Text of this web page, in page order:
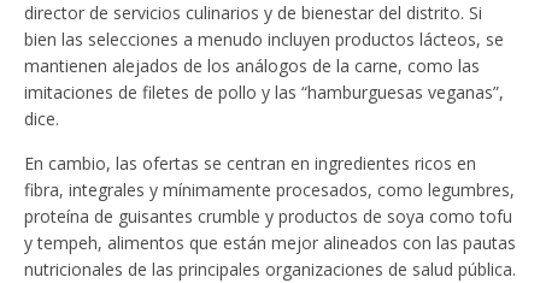
director de servicios culinarios y de bienestar del distrito. Si
bien las selecciones a menudo incluyen productos lácteos, se
mantienen alejados de los análogos de la carne, como las
imitaciones de filetes de pollo y las “hamburguesas veganas”,
dice.
En cambio, las ofertas se centran en ingredientes ricos en
fibra, integrales y mínimamente procesados, como legumbres,
proteína de guisantes crumble y productos de soya como tofu
y tempeh, alimentos que están mejor alineados con las pautas
nutricionales de las principales organizaciones de salud pública.